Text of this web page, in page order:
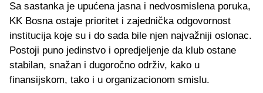
Sa sastanka je upućena jasna i nedvosmislena poruka,
KK Bosna ostaje prioritet i zajednička odgovornost
institucija koje su i do sada bile njen najvažniji oslonac.
Postoji puno jedinstvo i opredjeljenje da klub ostane
stabilan, snažan i dugoročno održiv, kako u
finansijskom, tako i u organizacionom smislu.